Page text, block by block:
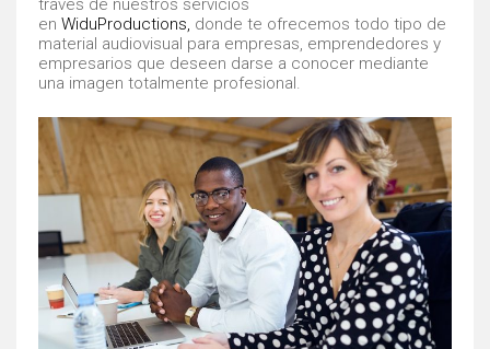
través de nuestros servicios
en WiduProductions, donde te ofrecemos todo tipo de
material audiovisual para empresas, emprendedores y
empresarios que deseen darse a conocer mediante
una imagen totalmente profesional.